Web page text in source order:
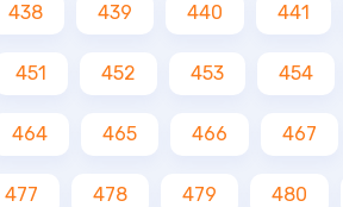
438 439 440 441
451 452 453 454
464 465 466 467
477 478 479 480